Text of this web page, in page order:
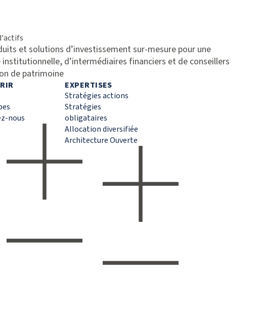
et solutions d’investissement sur-mesure pour une
institutionnelle, d’intermédiaires financiers et de conseillers
de patrimoine
nous
EXPERTISES
Stratégies actions
Stratégies
obligataires
Allocation diversifiée
Architecture Ouverte